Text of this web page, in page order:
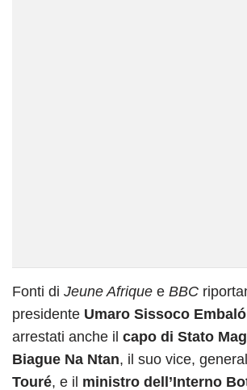
Fonti di Jeune Afrique e BBC
presidente Umaro Sissoco Embaló
arrestati anche il capo di Stato
Biague Na Ntan, il suo vice,
Touré, e il ministro dell’Interno